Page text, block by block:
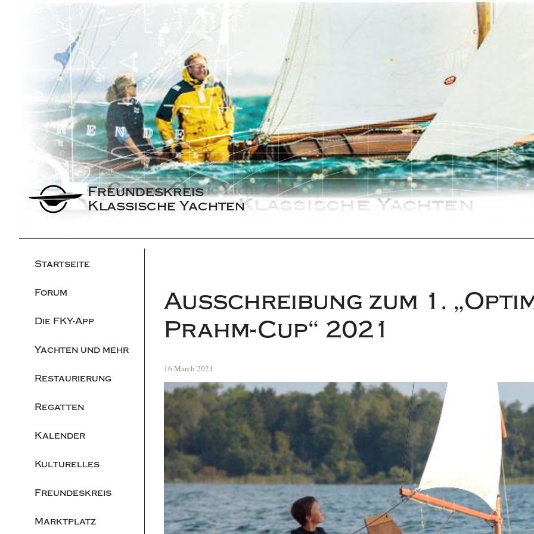
Freundeskreis
Klassische Yachten
Startseite
Forum
Die FKY-App
Yachten und mehr
Restaurierung
Regatten
Kalender
Kulturelles
Freundeskreis
Marktplatz
Ausschreibung zum 1.
Prahm-Cup“ 2021
16 March 2021